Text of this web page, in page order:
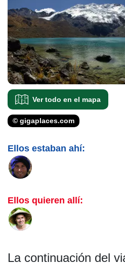
Ver todo en el mapa
© gigaplaces.com
Ellos estaban ahí:
Ellos quieren allí:
La continuación del